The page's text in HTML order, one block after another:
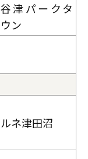
谷津パークタ
ウン
ルネ津田沼